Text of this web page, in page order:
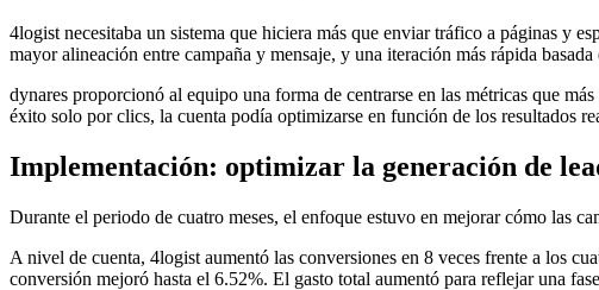
4logist necesitaba un sistema que hiciera más que enviar tráfico a páginas y
mayor alineación entre campaña y mensaje, y una iteración más rápida
dynares proporcionó al equipo una forma de centrarse en las métricas que
éxito solo por clics, la cuenta podía optimizarse en función de los resultados
Implementación: optimizar la generación de
Durante el periodo de cuatro meses, el enfoque estuvo en mejorar cómo las
A nivel de cuenta, 4logist aumentó las conversiones en 8 veces frente a los
conversión mejoró hasta el 6.52%. El gasto total aumentó para reflejar una